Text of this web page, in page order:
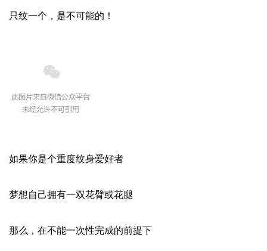
只纹一个，是不可能的！
如果你是个重度纹身爱好者
梦想自己拥有一双花臂或花腿
那么，在不能一次性完成的前提下